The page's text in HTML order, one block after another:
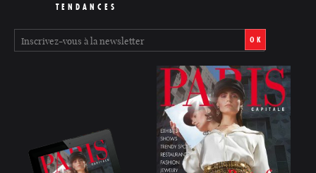
TENDANCES
OK